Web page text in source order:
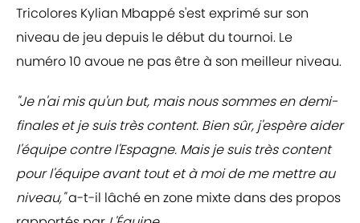
Tricolores Kylian Mbappé s'est exprimé sur son
niveau de jeu depuis le début du tournoi. Le
numéro 10 avoue ne pas être à son meilleur niveau.
"Je n'ai mis qu'un but, mais nous sommes en demi-
finales et je suis très content. Bien sûr, j'espère aider
l'équipe contre l'Espagne. Mais je suis très content
pour l'équipe avant tout et à moi de me mettre au
niveau,"a-t-il lâché en zone mixte dans des propos